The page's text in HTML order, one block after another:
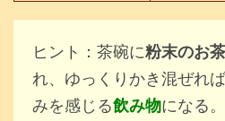
ヒント：茶碗に粉末のお茶
れ、ゆっくりかき混ぜれ
みを感じる飲み物になる。